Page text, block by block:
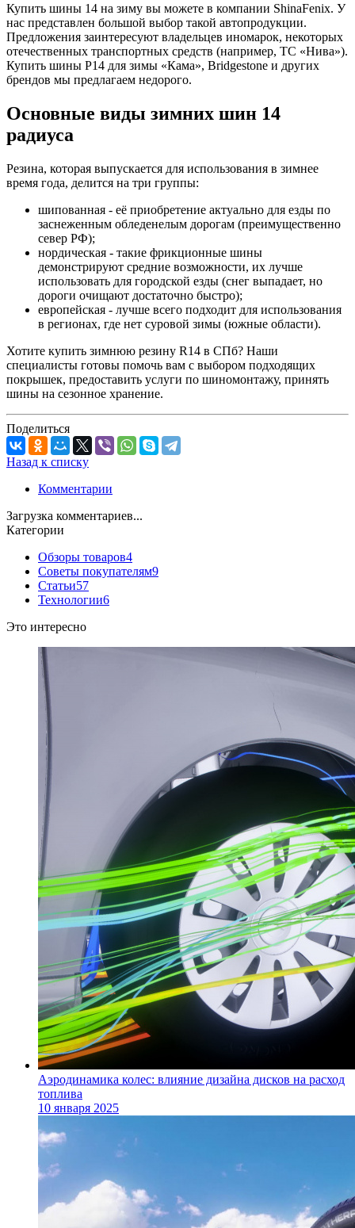
Купить шины 14 на зиму вы можете в компании ShinaFenix. У
нас представлен большой выбор такой автопродукции.
Предложения заинтересуют владельцев иномарок, некоторых
отечественных транспортных средств (например, ТС «Нива»).
Купить шины Р14 для зимы «Кама», Bridgestone и других
брендов мы предлагаем недорого.
Основные виды зимних шин 14
радиуса
Резина, которая выпускается для использования в зимнее
время года, делится на три группы:
шипованная - её приобретение актуально для езды по
заснеженным обледенелым дорогам (преимущественно
север РФ);
нордическая - такие фрикционные шины
демонстрируют средние возможности, их лучше
использовать для городской езды (снег выпадает, но
дороги очищают достаточно быстро);
европейская - лучше всего подходит для использования
в регионах, где нет суровой зимы (южные области).
Хотите купить зимнюю резину R14 в СПб? Наши
специалисты готовы помочь вам с выбором подходящих
покрышек, предоставить услуги по шиномонтажу, принять
шины на сезонное хранение.
Поделиться
Назад к списку
Комментарии
Загрузка комментариев...
Категории
Обзоры товаров4
Советы покупателям9
Статьи57
Технологии6
Это интересно
Аэродинамика колес: влияние дизайна дисков на расход
топлива
10 января 2025